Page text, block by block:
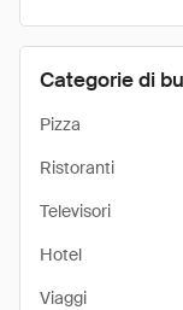
Categorie di
Pizza
Ristoranti
Televisori
Hotel
Viaggi